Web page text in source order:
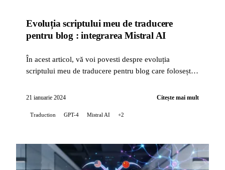
Evoluția scriptului meu de traducere
pentru blog : integrarea Mistral AI
În acest articol, vă voi povesti despre evoluția
scriptului meu de traducere pentru blog care folosește
AI...
21 ianuarie 2024 Citește mai mult
Traduction GPT-4 Mistral AI +2